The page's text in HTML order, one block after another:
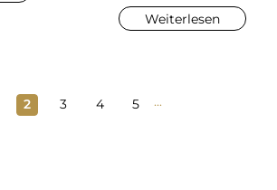
Weiterlesen
2 3 4 5 ...